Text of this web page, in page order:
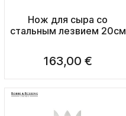
Нож для сыра со
стальным лезвием 20см
163,00 €